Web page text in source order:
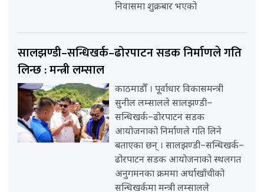
निवासमा शुक्रबार भएको
सालझण्डी–सन्धिखर्क–ढोरपाटन सडक निर्माणले गति
लिन्छ : मन्त्री लम्साल
काठमाडौँ । पूर्वाधार विकासमन्त्री
सुनील लम्सालले सालझण्डी–
सन्धिखर्क–ढोरपाटन सडक
आयोजनाको निर्माणले गति लिने
बताएका छन् । सालझण्डी–सन्धिखर्क–
ढोरपाटन सडक आयोजनाको स्थलगत
अनुगमनका क्रममा अर्घाखाँचीको
सन्धिखर्कमा मन्त्री लम्सालले